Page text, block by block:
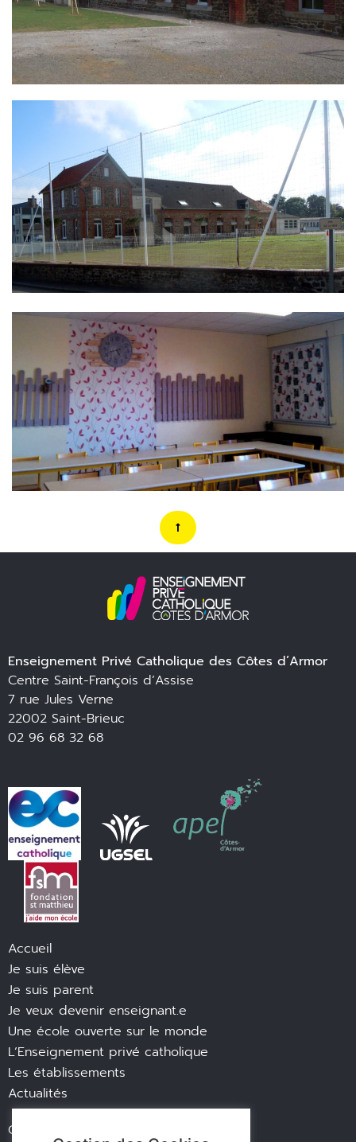
Enseignement Privé Catholique des Côtes d’Armor
Centre Saint-François d’Assise
7 rue Jules Verne
22002 Saint-Brieuc
02 96 68 32 68
Accueil
Je suis élève
Je suis parent
Je veux devenir enseignant.e
Une école ouverte sur le monde
L’Enseignement privé catholique
Les établissements
Actualités
Contact